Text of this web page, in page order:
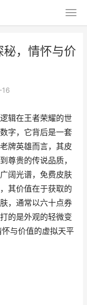
，情怀与价
辑在王者荣耀的世
字，它背后是一套
牌英雄而言，其皮
尊贵的传说品质，
阔光谱，免费皮肤
其价值在于获取的
，通常以六十点券
的是外观的轻微变
与价值的虚拟天平